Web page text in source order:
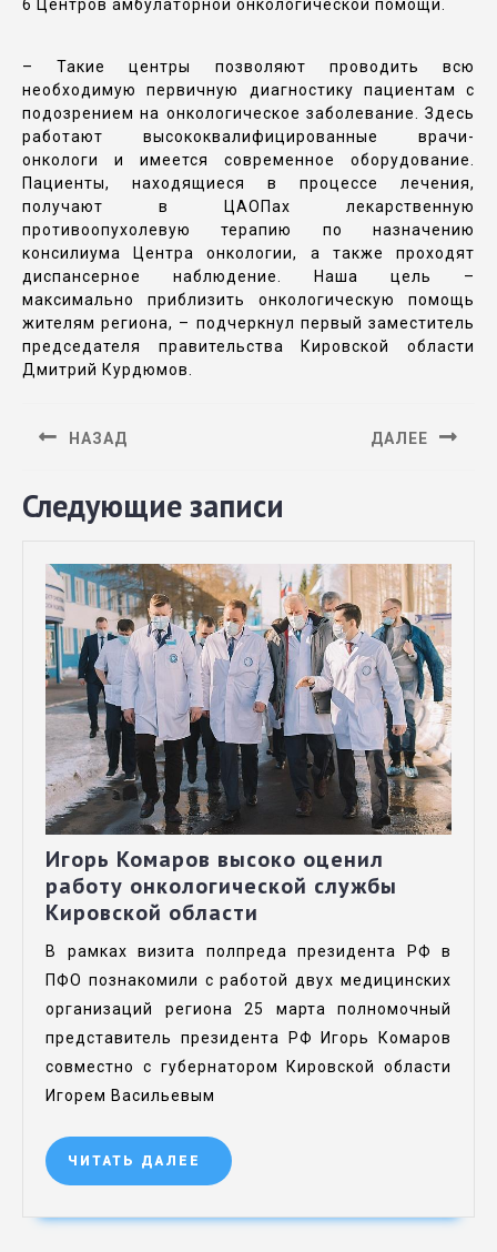
6 Центров амбулаторной онкологической помощи.
– Такие центры позволяют проводить всю
необходимую первичную диагностику пациентам с
подозрением на онкологическое заболевание. Здесь
работают высококвалифицированные врачи-
онкологи и имеется современное оборудование.
Пациенты, находящиеся в процессе лечения,
получают в ЦАОПах лекарственную
противоопухолевую терапию по назначению
консилиума Центра онкологии, а также проходят
диспансерное наблюдение. Наша цель –
максимально приблизить онкологическую помощь
жителям региона, – подчеркнул первый заместитель
председателя правительства Кировской области
Дмитрий Курдюмов.
НАЗАД ДАЛЕЕ
Следующие записи
Игорь Комаров высоко оценил
работу онкологической службы
Кировской области
В рамках визита полпреда президента РФ в
ПФО познакомили с работой двух медицинских
организаций региона 25 марта полномочный
представитель президента РФ Игорь Комаров
совместно с губернатором Кировской области
Игорем Васильевым
ЧИТАТЬ ДАЛЕЕ